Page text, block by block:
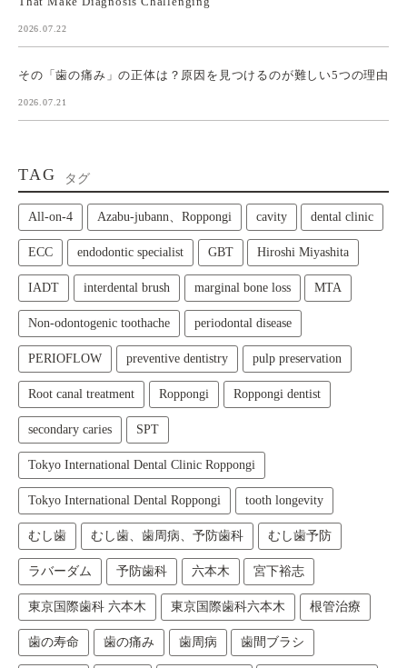
2026.07.22
その「歯の痛み」の正体は？原因を見つけるのが難しい5つの理由
2026.07.21
TAG タグ
All‑on‑4 Azabu-jubann、Roppongi cavity dental clinic
ECC endodontic specialist GBT Hiroshi Miyashita
IADT interdental brush marginal bone loss MTA
Non-odontogenic toothache periodontal disease
PERIOFLOW preventive dentistry pulp preservation
Root canal treatment Roppongi Roppongi dentist
secondary caries SPT
Tokyo International Dental Clinic Roppongi
Tokyo International Dental Roppongi tooth longevity
むし歯 むし歯、歯周病、予防歯科 むし歯予防
ラバーダム 予防歯科 六本木 宮下裕志
東京国際歯科 六本木 東京国際歯科六本木 根管治療
歯の寿命 歯の痛み 歯周病 歯間ブラシ